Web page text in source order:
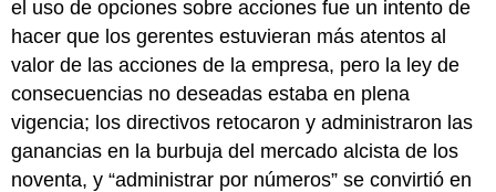
el uso de opciones sobre acciones fue un intento de
hacer que los gerentes estuvieran más atentos al
valor de las acciones de la empresa, pero la ley de
consecuencias no deseadas estaba en plena
vigencia; los directivos retocaron y administraron las
ganancias en la burbuja del mercado alcista de los
noventa, y “administrar por números” se convirtió en